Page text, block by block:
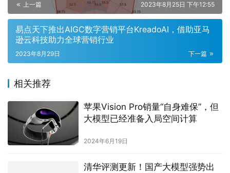
上一篇 2023年8月25日 下午12:55
易点天下推出AIGC数字营销平台KreadoAI，借助亚马
逊云科技助力全球营销行业
下一篇
2023年8月29日
相关推荐
苹果Vision Pro销量“自身难保”，但
大模型已经准备入局空间计算
2024年6月19日
清华评测更新！国产大模型强势出